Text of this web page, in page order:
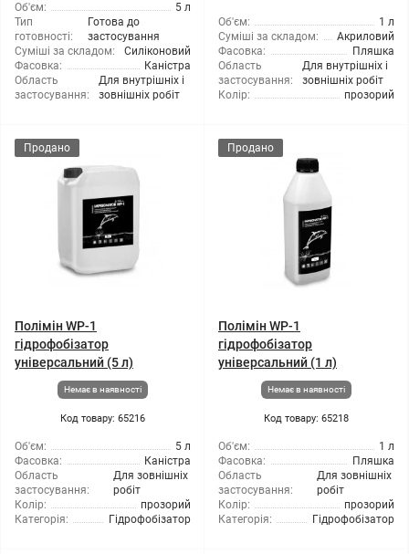
Об'єм:
5 л
Тип
готовності:
Готова до
застосування
Суміші за складом:
Силіконовий
Фасовка:
Каністра
Область
застосування:
Для внутрішніх і
зовнішніх робіт
Об'єм:
1 л
Суміші за складом:
Акриловий
Фасовка:
Пляшка
Область
застосування:
Для внутрішніх і
зовнішніх робіт
Колір:
прозорий
Продано
Полімін WP-1
гідрофобізатор
універсальний (5 л)
Немає в наявності
Код товару: 65216
Об'єм:
5 л
Фасовка:
Каністра
Область
застосування:
Для зовнішніх
робіт
Колір:
прозорий
Категорія:
Гідрофобізатор
Продано
Полімін WP-1
гідрофобізатор
універсальний (1 л)
Немає в наявності
Код товару: 65218
Об'єм:
1 л
Фасовка:
Пляшка
Область
застосування:
Для зовнішніх
робіт
Колір:
прозорий
Категорія:
Гідрофобізатор